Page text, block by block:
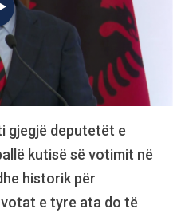
gjegjë deputetët e
kutisë së votimit në
historik për
e tyre ata do të